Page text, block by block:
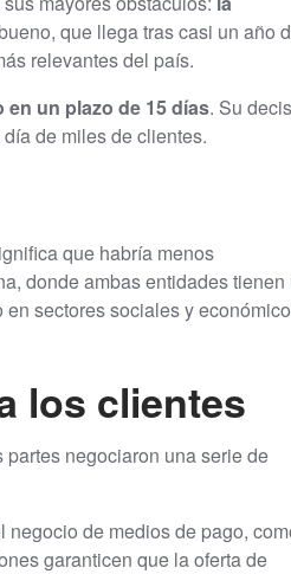
que llega tras casi un año
relevantes del país.
un plazo de 15 días. Su
de miles de clientes.
que habría menos
donde ambas entidades tienen
sectores sociales y
los clientes
negociaron una serie de
de medios de pago,
garanticen que la oferta de